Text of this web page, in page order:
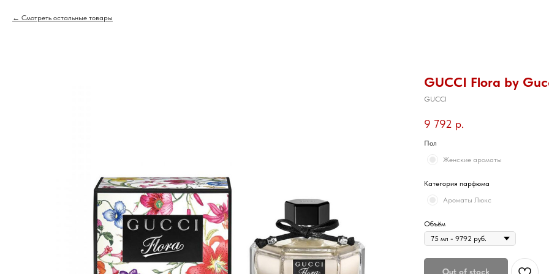
Смотреть остальные товары
GUCCI Flora by
GUCCI
9 792 р.
Пол
Женские ароматы
Категория парфюма
Ароматы Люкс
Объём
Out of stock